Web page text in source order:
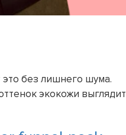
это без лишнего шума.
экокожи выглядит